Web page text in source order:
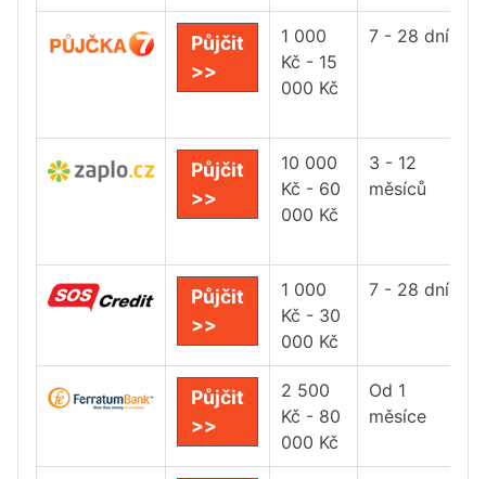
Půjčit
>>
1 000
Kč - 15
000 Kč
7 - 28 dní
Půjčit
>>
10 000
Kč - 60
000 Kč
3 - 12
měsíců
Půjčit
>>
1 000
Kč - 30
000 Kč
7 - 28 dní
Půjčit
>>
2 500
Kč - 80
000 Kč
Od 1
měsíce